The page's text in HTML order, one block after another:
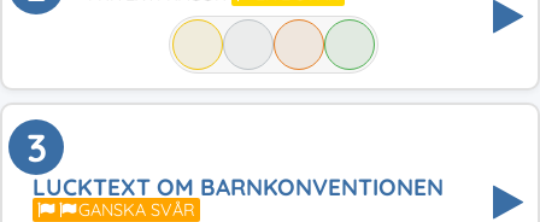
3
LUCKTEXT OM BARNKONVENTIONEN
GANSKA SVÅR